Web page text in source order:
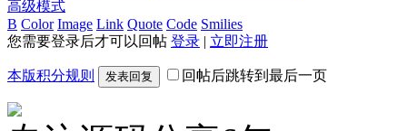
高级模式
B Color Image Link Quote Code Smilies
您需要登录后才可以回帖 登录 | 立即注册
本版积分规则 发表回复 回帖后跳转到最后一页